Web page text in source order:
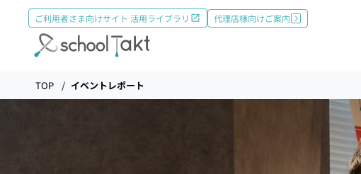
機能
ご利用者さま向けサイト 活用ライブラリ 代理店様向けご案内
TOP イベントレポート